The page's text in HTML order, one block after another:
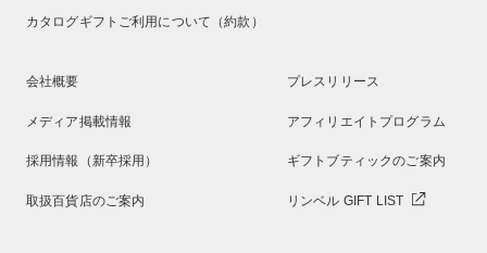
カタログギフトご利用について（約款）
会社概要 プレスリリース
メディア掲載情報 アフィリエイトプログラム
採用情報（新卒採用） ギフトブティックのご案内
取扱百貨店のご案内 リンベル GIFT LIST